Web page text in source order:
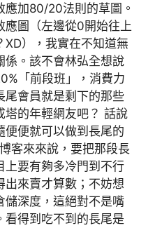
應加80/20法則的草圖。
應圖（左邊從0開始往上
XD），我實在不知道無
係。該不會林弘全想說
「前段班」，消費力
尾會員就是剩下的那些
塔的年輕網友吧？ 話說
便便就可以做到長尾的
客來來說，要把那段長
上要有夠多冷門到不行
出來賣才算數；不妨想
儲深度，這絕對不是嘴
看得到吃不到的長尾是